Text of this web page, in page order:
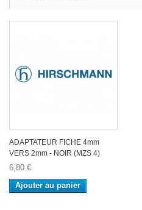
ADAPTATEUR FICHE 4mm
VERS 2mm - NOIR (MZS 4)
6,80 €
Ajouter au panier